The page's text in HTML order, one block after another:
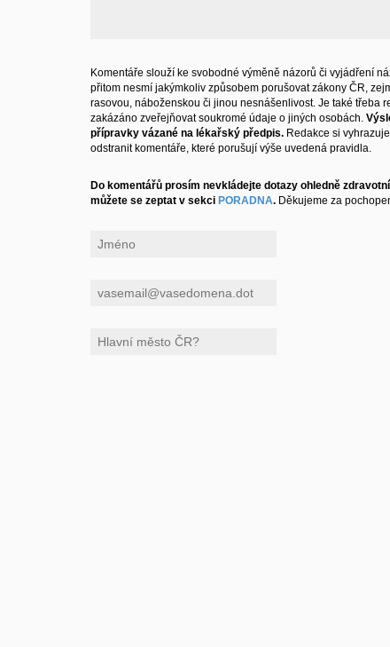
Komentáře slouží ke svobodné výměně názorů či vyjádření
přitom nesmí jakýmkoliv způsobem porušovat zákony ČR,
rasovou, náboženskou či jinou nesnášenlivost. Je také třeba
zakázáno zveřejňovat soukromé údaje o jiných osobách.
přípravky vázané na lékařský předpis. Redakce si
odstranit komentáře, které porušují výše uvedená pravidla.
Do komentářů prosím nevkládejte dotazy ohledně
můžete se zeptat v sekci PORADNA. Děkujeme za